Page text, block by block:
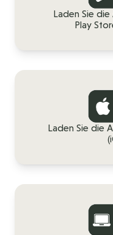
Laden Sie
Play
Laden Sie die